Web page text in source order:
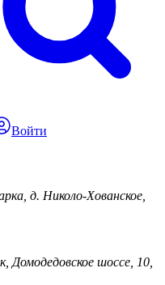
Войти
д. Николо-Хованское,
Домодедовское шоссе, 10,